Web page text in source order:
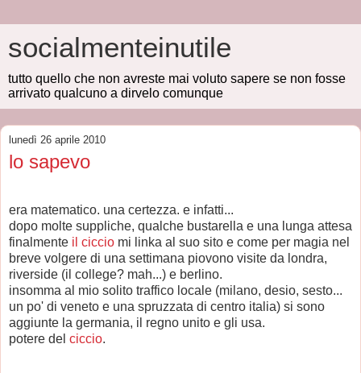
socialmenteinutile
tutto quello che non avreste mai voluto sapere se non fosse
arrivato qualcuno a dirvelo comunque
lunedì 26 aprile 2010
lo sapevo
era matematico. una certezza. e infatti...
dopo molte suppliche, qualche bustarella e una lunga attesa
finalmente il ciccio mi linka al suo sito e come per magia nel
breve volgere di una settimana piovono visite da londra,
riverside (il college? mah...) e berlino.
insomma al mio solito traffico locale (milano, desio, sesto...
un po' di veneto e una spruzzata di centro italia) si sono
aggiunte la germania, il regno unito e gli usa.
potere del ciccio.